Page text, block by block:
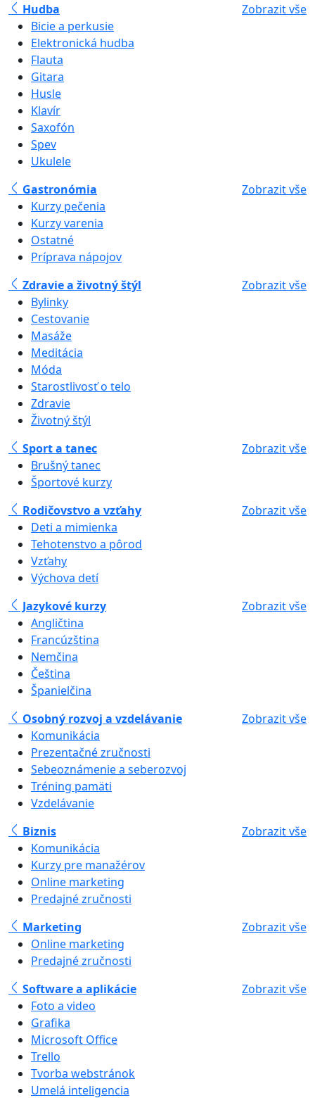
Hudba
Zobrazit vše
Bicie a perkusie
Elektronická hudba
Flauta
Gitara
Husle
Klavír
Saxofón
Spev
Ukulele
Gastronómia
Zobrazit vše
Kurzy pečenia
Kurzy varenia
Ostatné
Príprava nápojov
Zdravie a životný štýl
Zobrazit vše
Bylinky
Cestovanie
Masáže
Meditácia
Móda
Starostlivosť o telo
Zdravie
Životný štýl
Sport a tanec
Zobrazit vše
Brušný tanec
Športové kurzy
Rodičovstvo a vzťahy
Zobrazit vše
Deti a mimienka
Tehotenstvo a pôrod
Vzťahy
Výchova detí
Jazykové kurzy
Zobrazit vše
Angličtina
Francúzština
Nemčina
Čeština
Španielčina
Osobný rozvoj a vzdelávanie
Zobrazit vše
Komunikácia
Prezentačné zručnosti
Sebeoznámenie a seberozvoj
Tréning pamäti
Vzdelávanie
Biznis
Zobrazit vše
Komunikácia
Kurzy pre manažérov
Online marketing
Predajné zručnosti
Marketing
Zobrazit vše
Online marketing
Predajné zručnosti
Software a aplikácie
Zobrazit vše
Foto a video
Grafika
Microsoft Office
Trello
Tvorba webstránok
Umelá inteligencia